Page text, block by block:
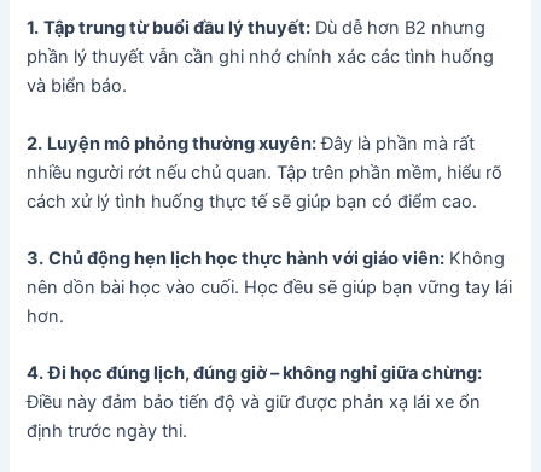
1. Tập trung từ buổi đầu lý thuyết: Dù dễ hơn B2 nhưng
phần lý thuyết vẫn cần ghi nhớ chính xác các tình huống
và biển báo.
2. Luyện mô phỏng thường xuyên:Đây là phần mà rất
nhiều người rớt nếu chủ quan. Tập trên phần mềm, hiểu rõ
cách xử lý tình huống thực tế sẽ giúp bạn có điểm cao.
3. Chủ động hẹn lịch học thực hành với giáo viên: Không
nên dồn bài học vào cuối. Học đều sẽ giúp bạn vững tay lái
hơn.
4. Đi học đúng lịch, đúng giờ – không nghỉ giữa chừng:
Điều này đảm bảo tiến độ và giữ được phản xạ lái xe ổn
định trước ngày thi.